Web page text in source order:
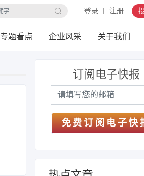
登录 丨 注册
专题看点 企业风采 关于我们
订阅电子快报
免费订阅电子快